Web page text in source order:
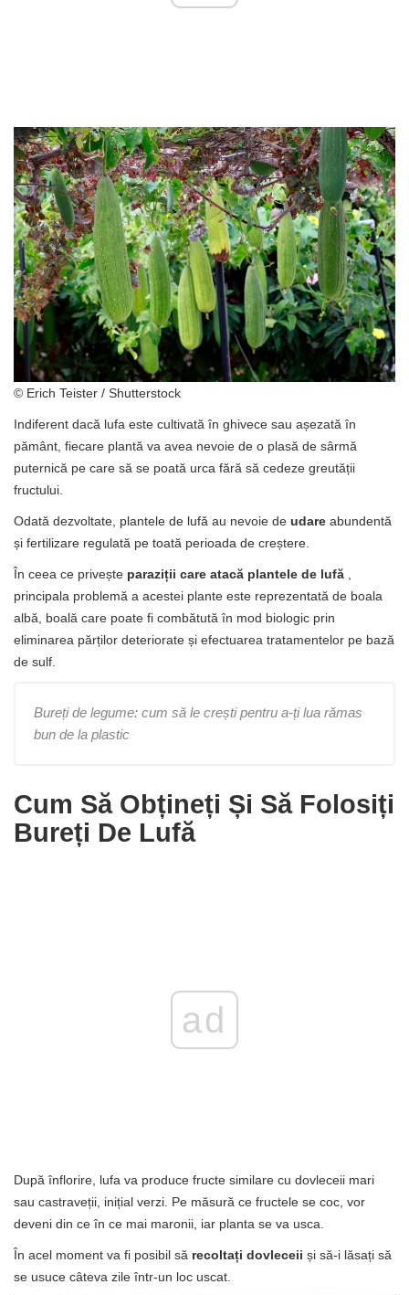
© Erich Teister / Shutterstock
Indiferent dacă lufa este cultivată în ghivece sau așezată în
pământ, fiecare plantă va avea nevoie de o plasă de sârmă
puternică pe care să se poată urca fără să cedeze greutății
fructului.
Odată dezvoltate, plantele de lufă au nevoie de udare abundentă
și fertilizare regulată pe toată perioada de creștere.
În ceea ce privește paraziții care atacă plantele de lufă
principala problemă a acestei plante este reprezentată de boala
albă, boală care poate fi combătută în mod biologic prin
eliminarea părților deteriorate și efectuarea tratamentelor pe bază
de sulf.
Bureți de legume: cum să le crești pentru a-ți lua rămas
bun de la plastic
Cum Să Obțineți Și Să Folosiți
Bureți De Lufă
ad
După înflorire, lufa va produce fructe similare cu dovleceii mari
sau castraveții, inițial verzi. Pe măsură ce fructele se coc, vor
deveni din ce în ce mai maronii, iar planta se va usca.
În acel moment va fi posibil să recoltați dovleceii și să-i lăsați să
se usuce câteva zile într-un loc uscat.